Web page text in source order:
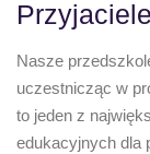
Nasze
uczestnicząc w
to jeden z
edukacyjnych dla